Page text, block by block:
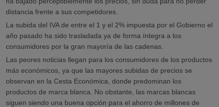
distancia frente a sus competidores.
La subida del IVA de entre el 1 y el 2% impuesta por el Gobierno el
año pasado ha sido trasladada ya de forma íntegra a los
consumidores por la gran mayoría de las cadenas.
Las peores noticias llegan para los consumidores de los productos
más económicos, ya que las mayores subidas de precios se
observan en la Cesta Económica, donde predominan los
productos de marca blanca. No obstante, las marcas blancas
siguen siendo una buena opción para el ahorro de millones de